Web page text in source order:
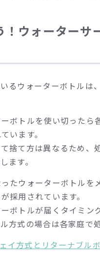
！ウォーターサ
るウォーターボトルは
ボトルを使い切ったら
います。
捨て方は異なるため、
ます。
たウォーターボトル
採用されています。
ボトルが届くタイミン
方式の場合は各家庭で
イ方式とリターナブル